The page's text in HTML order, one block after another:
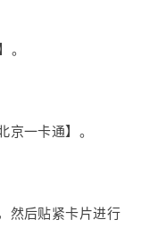
。
京一卡通】。
然后贴紧卡片进行